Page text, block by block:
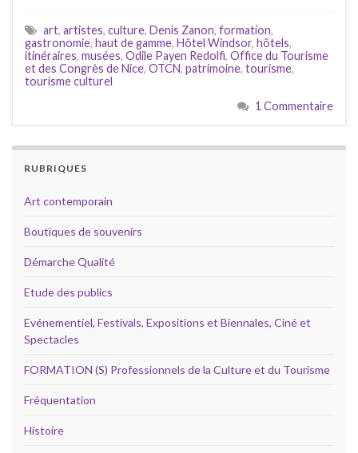
art, artistes, culture, Denis Zanon, formation,
gastronomie, haut de gamme, Hôtel Windsor, hôtels,
itinéraires, musées, Odile Payen Redolfi, Office du Tourisme
et des Congrès de Nice, OTCN, patrimoine, tourisme,
tourisme culturel
1 Commentaire
RUBRIQUES
Art contemporain
Boutiques de souvenirs
Démarche Qualité
Etude des publics
Evénementiel, Festivals, Expositions et Biennales, Ciné et
Spectacles
FORMATION (S) Professionnels de la Culture et du Tourisme
Fréquentation
Histoire